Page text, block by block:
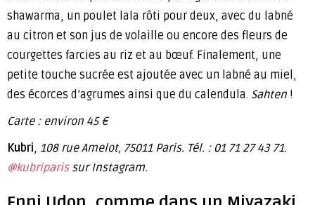
shawarma, un poulet lala rôti pour deux, avec du labné
au citron et son jus de volaille ou encore des fleurs de
courgettes farcies au riz et au bœuf. Finalement, une
petite touche sucrée est ajoutée avec un labné au miel,
des écorces d’agrumes ainsi que du calendula. Sahten !
Carte : environ 45 €
Kubri, 108 rue Amelot, 75011 Paris. Tél. : 01 71 27 43 71.
@kubriparissur Instagram.